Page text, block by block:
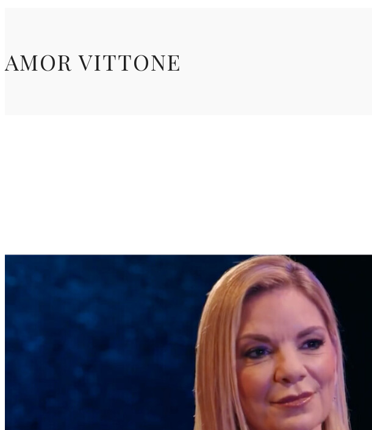
AMOR VITTONE